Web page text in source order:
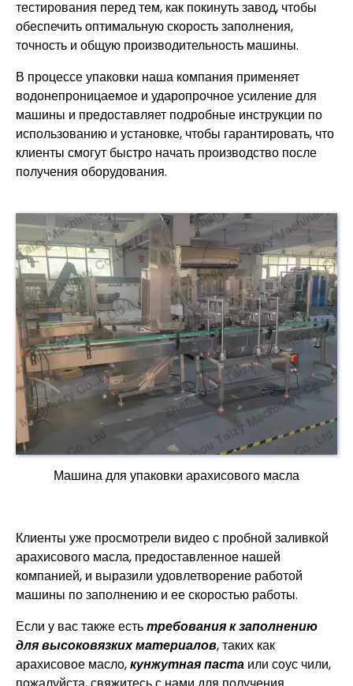
тестирования перед тем, как покинуть завод, чтобы
обеспечить оптимальную скорость заполнения,
точность и общую производительность машины.
В процессе упаковки наша компания применяет
водонепроницаемое и ударопрочное усиление для
машины и предоставляет подробные инструкции по
использованию и установке, чтобы гарантировать, что
клиенты смогут быстро начать производство после
получения оборудования.
Машина для упаковки арахисового масла
Клиенты уже просмотрели видео с пробной заливкой
арахисового масла, предоставленное нашей
компанией, и выразили удовлетворение работой
машины по заполнению и ее скоростью работы.
Если у вас также естьтребования к заполнению
для высоковязких материалов, таких как
арахисовое масло,кунжутная паста или соус чили,